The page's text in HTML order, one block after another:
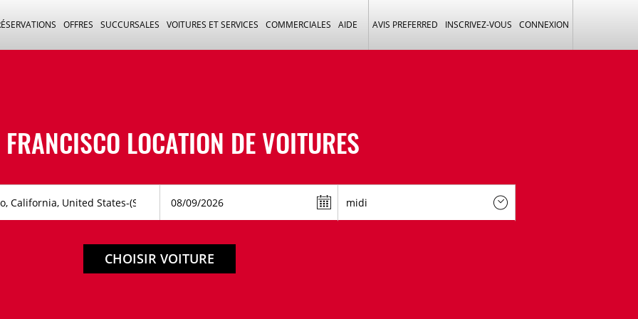
OFFRES SUCCURSALES VOITURES ET SERVICES COMMERCIALES AIDE AVIS PREFERRED INSCRIVEZ-VOUS CONNEXION
LOCATION DE VOITURES
CHOISIR VOITURE